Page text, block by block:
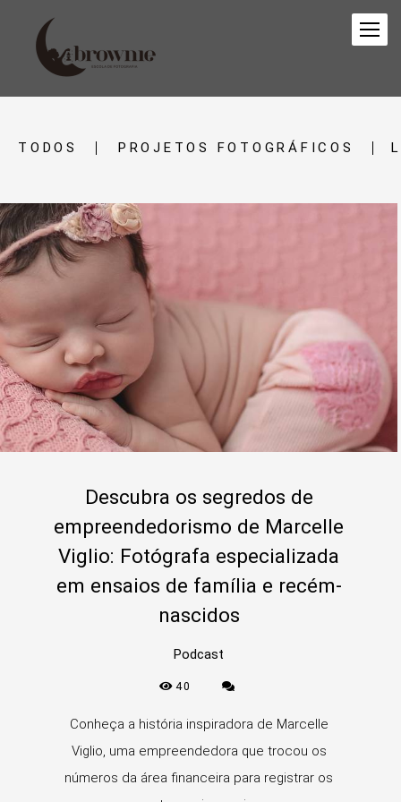
TODOS PROJETOS FOTOGRÁFICOS
Descubra os segredos de
empreendedorismo de Marcelle
Viglio: Fotógrafa especializada
em ensaios de família e recém-
nascidos
Podcast
40
Conheça a história inspiradora de Marcelle
Viglio, uma empreendedora que trocou os
números da área financeira para registrar os